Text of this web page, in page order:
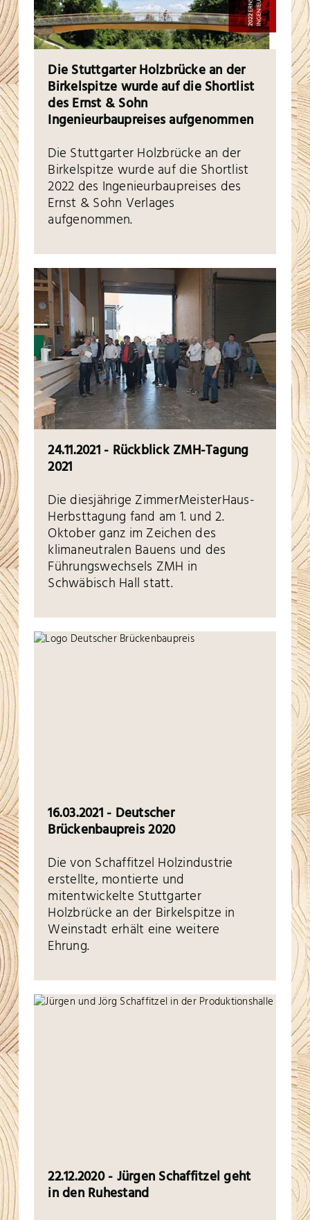
Die Stuttgarter Holzbrücke an der
Birkelspitze wurde auf die Shortlist
des Ernst & Sohn
Ingenieurbaupreises aufgenommen
Die Stuttgarter Holzbrücke an der
Birkelspitze wurde auf die Shortlist
2022 des Ingenieurbaupreises des
Ernst & Sohn Verlages
aufgenommen.
24.11.2021 - Rückblick ZMH-Tagung
2021
Die diesjährige ZimmerMeisterHaus-
Herbsttagung fand am 1. und 2.
Oktober ganz im Zeichen des
klimaneutralen Bauens und des
Führungswechsels ZMH in
Schwäbisch Hall statt.
16.03.2021 - Deutscher
Brückenbaupreis 2020
Die von Schaffitzel Holzindustrie
erstellte, montierte und
mitentwickelte Stuttgarter
Holzbrücke an der Birkelspitze in
Weinstadt erhält eine weitere
Ehrung.
22.12.2020 - Jürgen Schaffitzel geht
in den Ruhestand